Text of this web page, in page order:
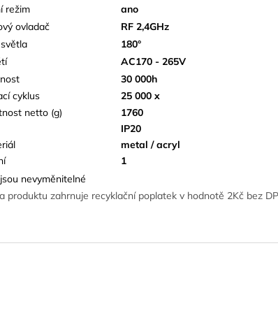
režim
ano
ovladač
RF 2,4GHz
180°
AC170 - 265V
30 000h
cyklus
25 000 x
netto (g)
1760
IP20
metal / acryl
1
nevyměnitelné
produktu zahrnuje recyklační poplatek v hodnotě 2Kč bez